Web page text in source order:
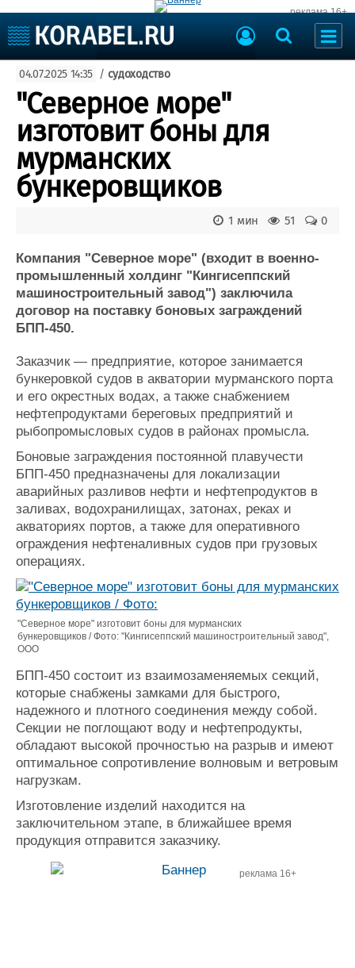
реклама 16+
Судоходство
Судоремонт
События
Пресс-релизы
Порты
ВМФ
Образование
Яхты и катера
Еще
Пульс
Новости
Компании
Репутация
Работа
Журнал
Реклама
Доска объявлений
Продажа флота
Оборудование
Изделия
Конференции
Выставки и семинары
Личности
Словарь
Флот
Галерея флота
Форум
Отзывы
Все службы
04.07.2025 14:35 / судоходство
"Северное море"
изготовит боны для
мурманских
бункеровщиков
0
51
1 мин
Компания "Северное море" (входит в военно-
промышленный холдинг "Кингисеппский
машиностроительный завод") заключила
договор на поставку боновых заграждений
БПП-450.
Заказчик — предприятие, которое занимается
бункеровкой судов в акватории мурманского порта
и его окрестных водах, а также снабжением
нефтепродуктами береговых предприятий и
рыбопромысловых судов в районах промысла.
Боновые заграждения постоянной плавучести
БПП-450 предназначены для локализации
аварийных разливов нефти и нефтепродуктов в
заливах, водохранилищах, затонах, реках и
акваториях портов, а также для оперативного
ограждения нефтеналивных судов при грузовых
операциях.
"Северное море" изготовит боны для мурманских
бункеровщиков / Фото: "Кингисеппский машиностроительный завод",
ООО
БПП-450 состоит из взаимозаменяемых секций,
которые снабжены замками для быстрого,
надежного и плотного соединения между собой.
Секции не поглощают воду и нефтепродукты,
обладают высокой прочностью на разрыв и имеют
оптимальное сопротивление волновым и ветровым
нагрузкам.
Изготовление изделий находится на
заключительном этапе, в ближайшее время
продукция отправится заказчику.
реклама 16+